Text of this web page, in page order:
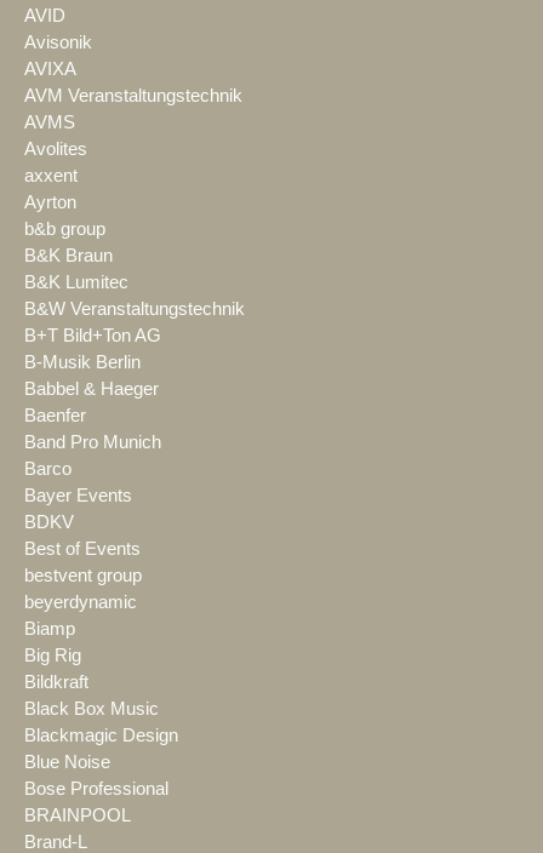
AVID
Avisonik
AVIXA
AVM Veranstaltungstechnik
AVMS
Avolites
axxent
Ayrton
b&b group
B&K Braun
B&K Lumitec
B&W Veranstaltungstechnik
B+T Bild+Ton AG
B-Musik Berlin
Babbel & Haeger
Baenfer
Band Pro Munich
Barco
Bayer Events
BDKV
Best of Events
bestvent group
beyerdynamic
Biamp
Big Rig
Bildkraft
Black Box Music
Blackmagic Design
Blue Noise
Bose Professional
BRAINPOOL
Brand-L